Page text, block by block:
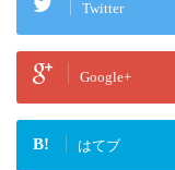
Twitter
Google+
B! はてブ